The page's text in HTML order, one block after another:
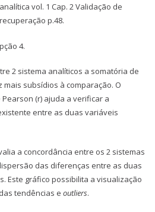
vol. 1 Cap. 2 Validação de
p.48.
4.
2 sistema analíticos a somatória de
subsídios à comparação. O
(r) ajuda a verificar a
entre as duas variáveis
a concordância entre os 2 sistemas
das diferenças entre as duas
Este gráfico possibilita a visualização
tendências e outliers.